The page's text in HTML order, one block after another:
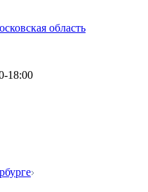
область
18:00